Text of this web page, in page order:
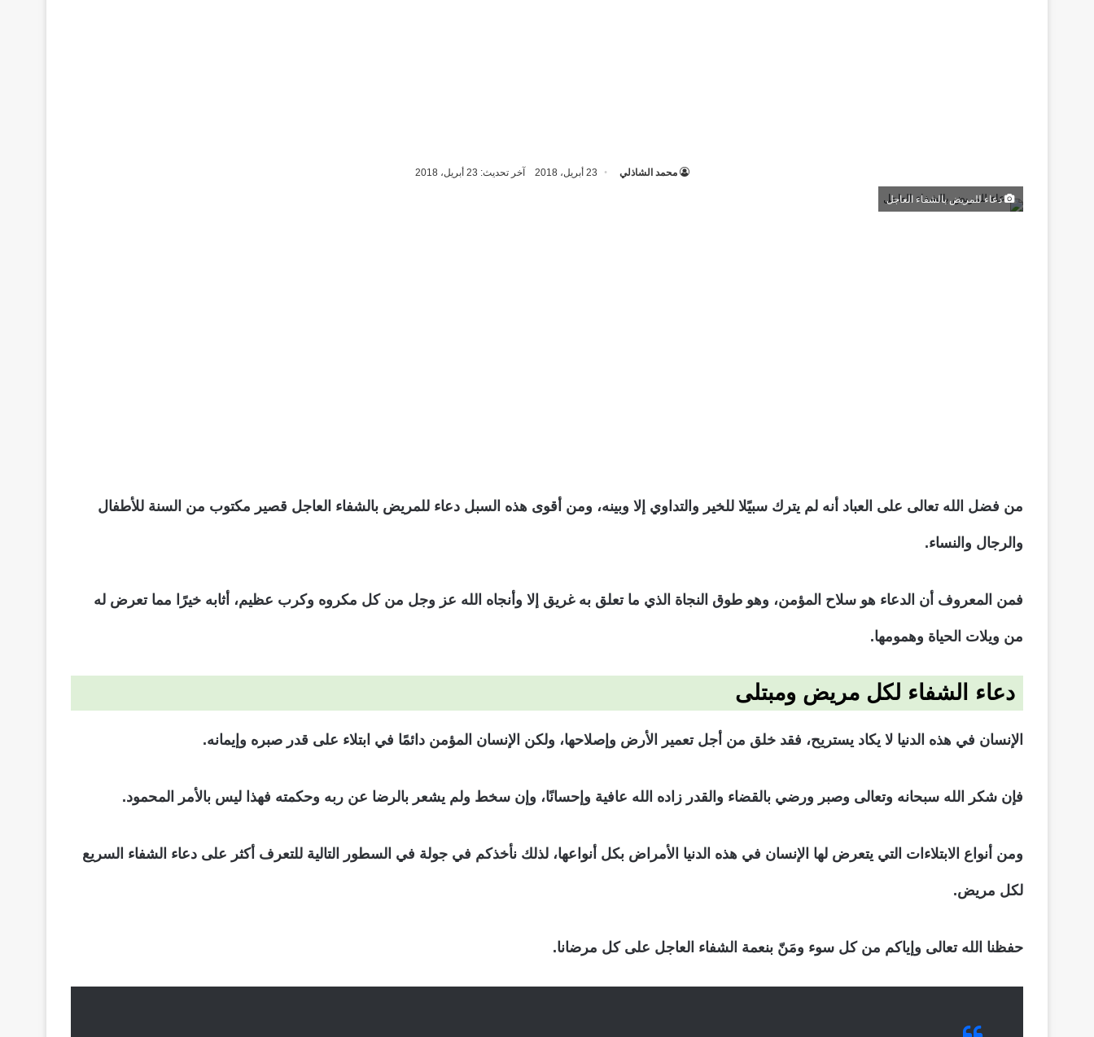
محمد الشاذلي 23 أبريل، 2018 آخر تحديث: 23 أبريل، 2018
دعاء للمريض بالشفاء العاجل
من فضل الله تعالى على العباد أنه لم يترك سبيًلا للخير والتداوي إلا وبينه، ومن أقوى هذه السبل دعاء للمريض بالشفاء العاجل قصير مكتوب من السنة للأطفال
والرجال والنساء.
فمن المعروف أن الدعاء هو سلاح المؤمن، وهو طوق النجاة الذي ما تعلق به غريق إلا وأنجاه الله عز وجل من كل مكروه وكرب عظيم، أثابه خيرًا مما تعرض له
من ويلات الحياة وهمومها.
دعاء الشفاء لكل مريض ومبتلى
الإنسان في هذه الدنيا لا يكاد يستريح، فقد خلق من أجل تعمير الأرض وإصلاحها، ولكن الإنسان المؤمن دائمًا في ابتلاء على قدر صبره وإيمانه.
فإن شكر الله سبحانه وتعالى وصبر ورضي بالقضاء والقدر زاده الله عافية وإحسانًا، وإن سخط ولم يشعر بالرضا عن ربه وحكمته فهذا ليس بالأمر المحمود.
ومن أنواع الابتلاءات التي يتعرض لها الإنسان في هذه الدنيا الأمراض بكل أنواعها، لذلك نأخذكم في جولة في السطور التالية للتعرف أكثر على دعاء الشفاء السريع
لكل مريض.
حفظنا الله تعالى وإياكم من كل سوء ومَنّ بنعمة الشفاء العاجل على كل مرضانا.